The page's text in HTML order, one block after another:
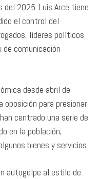
del 2025. Luis Arce tiene
el control del
líderes políticos
comunicación
desde abril de
para presionar
centrado una serie de
en la población,
bienes y servicios.
autogolpe al estilo de